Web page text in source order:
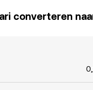
converteren